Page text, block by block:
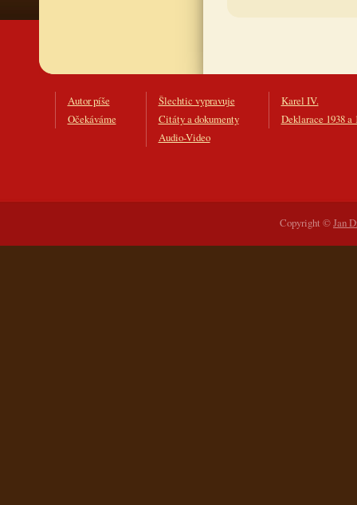
Autor píše
Očekáváme
Šlechtic vypravuje
Citáty a dokumenty
Audio-Video
Karel IV.
Deklarace 1938 a
Copyright ©Jan